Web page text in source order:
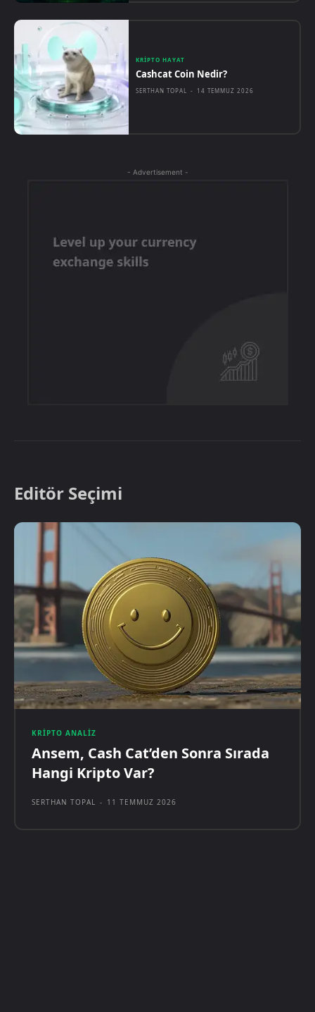
KRIPTO HAYAT
Cashcat Coin Nedir?
SERTHAN TOPAL - 14 TEMMUZ 2026
- Advertisement -
Editör Seçimi
KRIPTO ANALIZ
Ansem, Cash Cat’den Sonra Sırada
Hangi Kripto Var?
SERTHAN TOPAL - 11 TEMMUZ 2026